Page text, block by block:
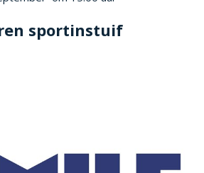
sportinstuif